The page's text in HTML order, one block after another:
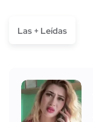
Las + Leídas